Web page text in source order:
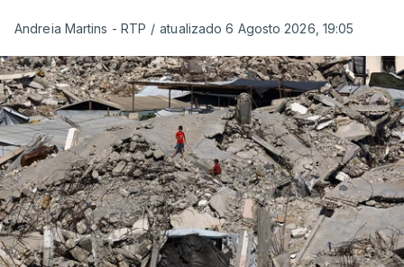
Andreia Martins - RTP / atualizado 6 Agosto 2026, 19:05